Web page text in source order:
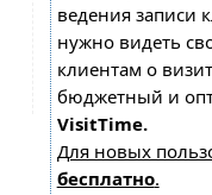
ведения записи
нужно видеть
клиентам о
бюджетный и
VisitTime.
Для новых
бесплатно.